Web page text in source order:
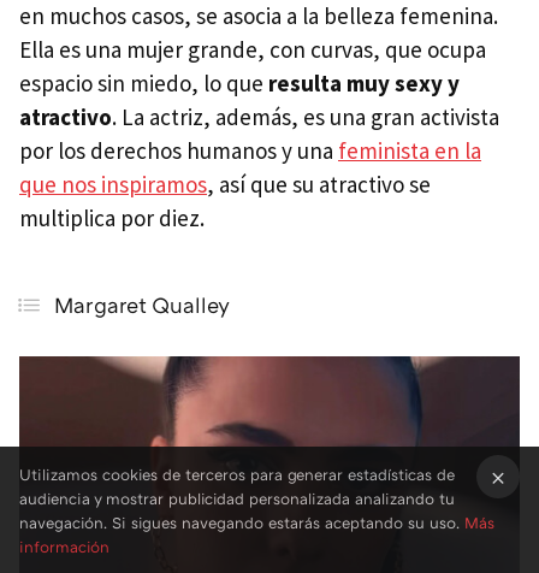
en muchos casos, se asocia a la belleza femenina.
Ella es una mujer grande, con curvas, que ocupa
espacio sin miedo, lo que resulta muy sexy y
atractivo. La actriz, además, es una gran activista
por los derechos humanos y una feminista en la
que nos inspiramos, así que su atractivo se
multiplica por diez.
Margaret Qualley
Utilizamos cookies de terceros para generar estadísticas de
audiencia y mostrar publicidad personalizada analizando tu
navegación. Si sigues navegando estarás aceptando su uso. Más
información